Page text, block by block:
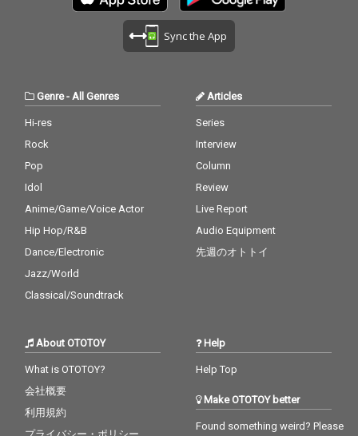
Sync the App
Genre- All Genres
Hi-res
Rock
Pop
Idol
Anime/Game/Voice Actor
Hip Hop/R&B
Dance/Electronic
Jazz/World
Classical/Soundtrack
Articles
Series
Interview
Column
Review
Live Report
Audio Equipment
先週のオトトイ
About OTOTOY
What is OTOTOY?
会社概要
利用規約
Help
Help Top
Make OTOTOY better
Found something weird? Please